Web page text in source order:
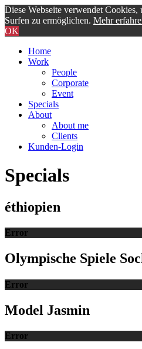
Diese Webseite verwendet Cookies,
Surfen zu ermöglichen. Mehr
OK
Home
Work
People
Corporate
Event
Specials
About
About me
Clients
Kunden-Login
Specials
éthiopien
Error
Olympische Spiele
Error
Model Jasmin
Error